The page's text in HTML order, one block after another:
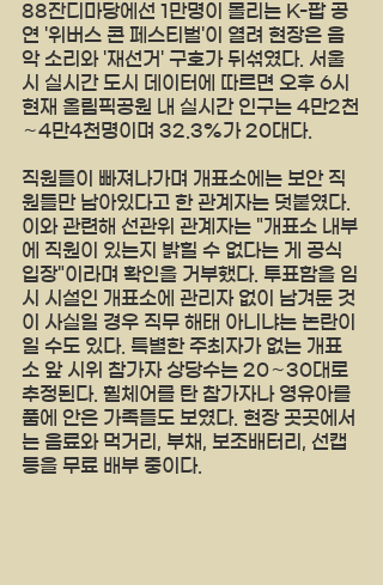
88잔디마당에선 1만명이 몰리는 K-팝 공
연 '위버스 콘 페스티벌'이 열려 현장은 음
악 소리와 '재선거' 구호가 뒤섞였다. 서울
시 실시간 도시 데이터에 따르면 오후 6시
현재 올림픽공원 내 실시간 인구는 4만2천
∼4만4천명이며 32.3%가 20대다.
직원들이 빠져나가며 개표소에는 보안 직
원들만 남아있다고 한 관계자는 덧붙였다.
이와 관련해 선관위 관계자는 "개표소 내부
에 직원이 있는지 밝힐 수 없다는 게 공식
입장"이라며 확인을 거부했다. 투표함을 임
시 시설인 개표소에 관리자 없이 남겨둔 것
이 사실일 경우 직무 해태 아니냐는 논란이
일 수도 있다. 특별한 주최자가 없는 개표
소 앞 시위 참가자 상당수는 20∼30대로
추정된다. 휠체어를 탄 참가자나 영유아를
품에 안은 가족들도 보였다. 현장 곳곳에서
는 음료와 먹거리, 부채, 보조배터리, 선캡
등을 무료 배부 중이다.